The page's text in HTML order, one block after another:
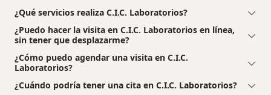
¿Qué servicios realiza C.I.C. Laboratorios?
¿Puedo hacer la visita en C.I.C. Laboratorios en línea,
sin tener que desplazarme?
¿Cómo puedo agendar una visita en C.I.C.
Laboratorios?
¿Cuándo podría tener una cita en C.I.C. Laboratorios?